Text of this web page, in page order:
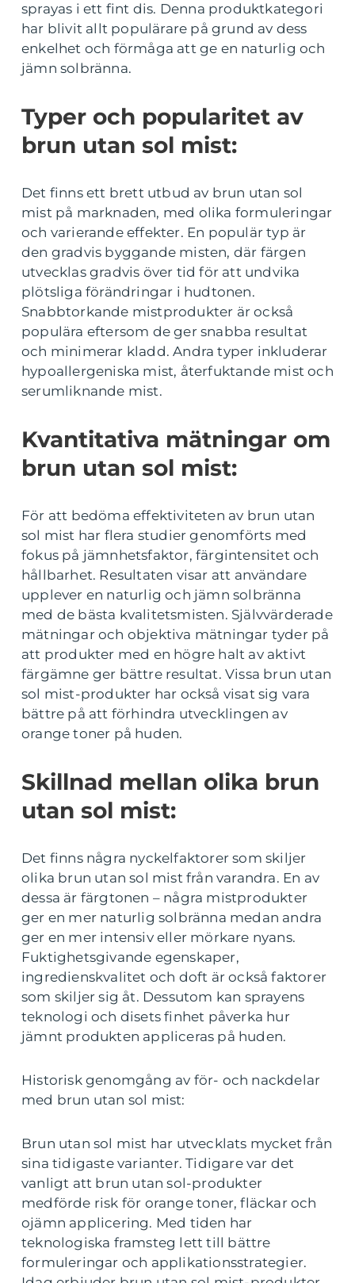
sprayas i ett fint dis. Denna produktkategori
har blivit allt populärare på grund av dess
enkelhet och förmåga att ge en naturlig och
jämn solbränna.
Typer och popularitet av
brun utan sol mist:
Det finns ett brett utbud av brun utan sol
mist på marknaden, med olika formuleringar
och varierande effekter. En populär typ är
den gradvis byggande misten, där färgen
utvecklas gradvis över tid för att undvika
plötsliga förändringar i hudtonen.
Snabbtorkande mistprodukter är också
populära eftersom de ger snabba resultat
och minimerar kladd. Andra typer inkluderar
hypoallergeniska mist, återfuktande mist och
serumliknande mist.
Kvantitativa mätningar om
brun utan sol mist:
För att bedöma effektiviteten av brun utan
sol mist har flera studier genomförts med
fokus på jämnhetsfaktor, färgintensitet och
hållbarhet. Resultaten visar att användare
upplever en naturlig och jämn solbränna
med de bästa kvalitetsmisten. Självvärderade
mätningar och objektiva mätningar tyder på
att produkter med en högre halt av aktivt
färgämne ger bättre resultat. Vissa brun utan
sol mist-produkter har också visat sig vara
bättre på att förhindra utvecklingen av
orange toner på huden.
Skillnad mellan olika brun
utan sol mist:
Det finns några nyckelfaktorer som skiljer
olika brun utan sol mist från varandra. En av
dessa är färgtonen – några mistprodukter
ger en mer naturlig solbränna medan andra
ger en mer intensiv eller mörkare nyans.
Fuktighetsgivande egenskaper,
ingredienskvalitet och doft är också faktorer
som skiljer sig åt. Dessutom kan sprayens
teknologi och disets finhet påverka hur
jämnt produkten appliceras på huden.
Historisk genomgång av för- och nackdelar
med brun utan sol mist:
Brun utan sol mist har utvecklats mycket från
sina tidigaste varianter. Tidigare var det
vanligt att brun utan sol-produkter
medförde risk för orange toner, fläckar och
ojämn applicering. Med tiden har
teknologiska framsteg lett till bättre
formuleringar och applikationsstrategier.